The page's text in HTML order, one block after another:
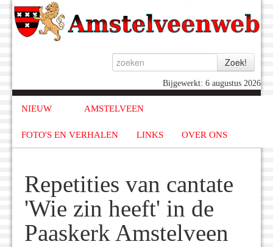
Bijgewerkt: 6 augustus 2026
NIEUW AMSTELVEEN
FOTO'S EN VERHALEN LINKS OVER ONS
Repetities van cantate
'Wie zin heeft' in de
Paaskerk Amstelveen